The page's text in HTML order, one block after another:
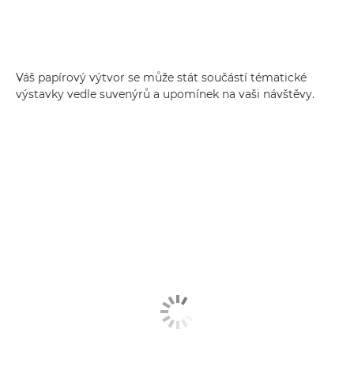
Váš papírový výtvor se může stát součástí tématické
výstavky vedle suvenýrů a upomínek na vaši návštěvy.